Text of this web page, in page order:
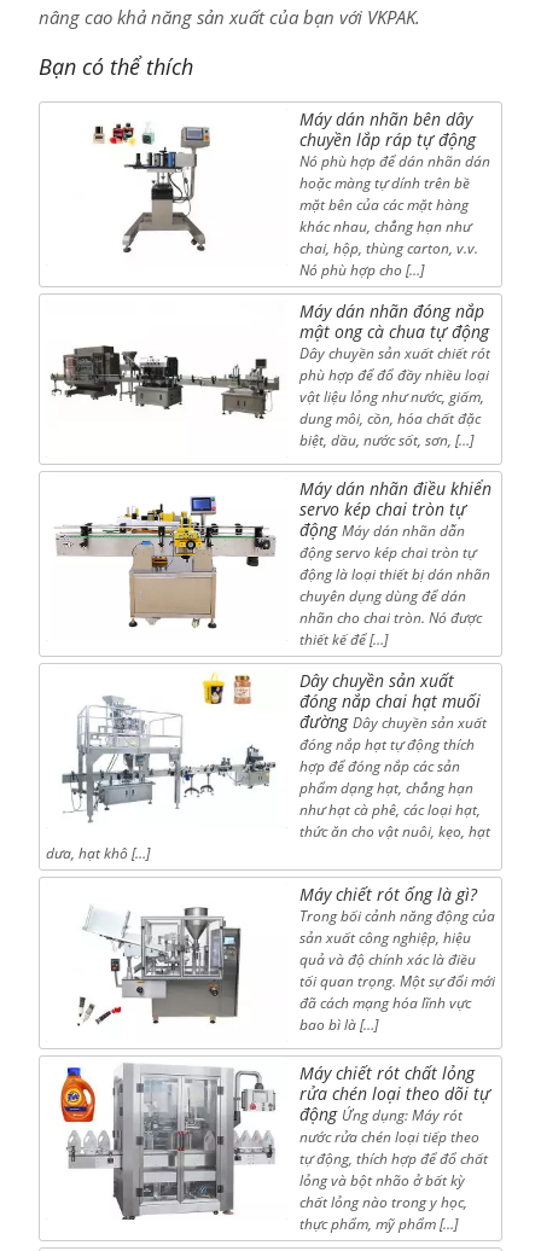
nâng cao khả năng sản xuất của bạn với VKPAK.
Bạn có thể thích
Máy dán nhãn bên dây
chuyền lắp ráp tự động
Nó phù hợp để dán nhãn dán
hoặc màng tự dính trên bề
mặt bên của các mặt hàng
khác nhau, chẳng hạn như
chai, hộp, thùng carton, v.v.
Nó phù hợp cho […]
Máy dán nhãn đóng nắp
mật ong cà chua tự động
Dây chuyền sản xuất chiết rót
phù hợp để đổ đầy nhiều loại
vật liệu lỏng như nước, giấm,
dung môi, cồn, hóa chất đặc
biệt, dầu, nước sốt, sơn, […]
Máy dán nhãn điều khiển
servo kép chai tròn tự
động Máy dán nhãn dẫn
động servo kép chai tròn tự
động là loại thiết bị dán nhãn
chuyên dụng dùng để dán
nhãn cho chai tròn. Nó được
thiết kế để […]
Dây chuyền sản xuất
đóng nắp chai hạt muối
đường Dây chuyền sản xuất
đóng nắp hạt tự động thích
hợp để đóng nắp các sản
phẩm dạng hạt, chẳng hạn
như hạt cà phê, các loại hạt,
thức ăn cho vật nuôi, kẹo, hạt
dưa, hạt khô […]
Máy chiết rót ống là gì?
Trong bối cảnh năng động của
sản xuất công nghiệp, hiệu
quả và độ chính xác là điều
tối quan trọng. Một sự đổi mới
đã cách mạng hóa lĩnh vực
bao bì là […]
Máy chiết rót chất lỏng
rửa chén loại theo dõi tự
động Ứng dụng: Máy rót
nước rửa chén loại tiếp theo
tự động, thích hợp để đổ chất
lỏng và bột nhão ở bất kỳ
chất lỏng nào trong y học,
thực phẩm, mỹ phẩm […]